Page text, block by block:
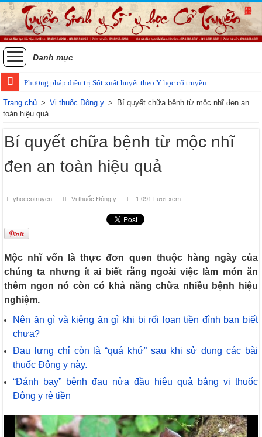
Danh mục
Phương pháp điều trị Sốt xuất huyết theo Y học cổ truyền
Trang chủ > Vị thuốc Đông y > Bí quyết chữa bệnh từ mộc nhĩ đen an
toàn hiệu quả
Bí quyết chữa bệnh từ mộc nhĩ
đen an toàn hiệu quả
yhoccotruyen Vị thuốc Đông y 1,091 Lượt xem
Mộc nhĩ vốn là thực đơn quen thuộc hàng ngày của
chúng ta nhưng ít ai biết rằng ngoài việc làm món ăn
thêm ngon nó còn có khả năng chữa nhiều bệnh hiệu
nghiệm.
Nên ăn gì và kiêng ăn gì khi bị rối loạn tiền đình bạn biết
chưa?
Đau lưng chỉ còn là “quá khứ” sau khi sử dụng các bài
thuốc Đông y này.
“Đánh bay” bệnh đau nửa đầu hiệu quả bằng vị thuốc
Đông y rẻ tiền